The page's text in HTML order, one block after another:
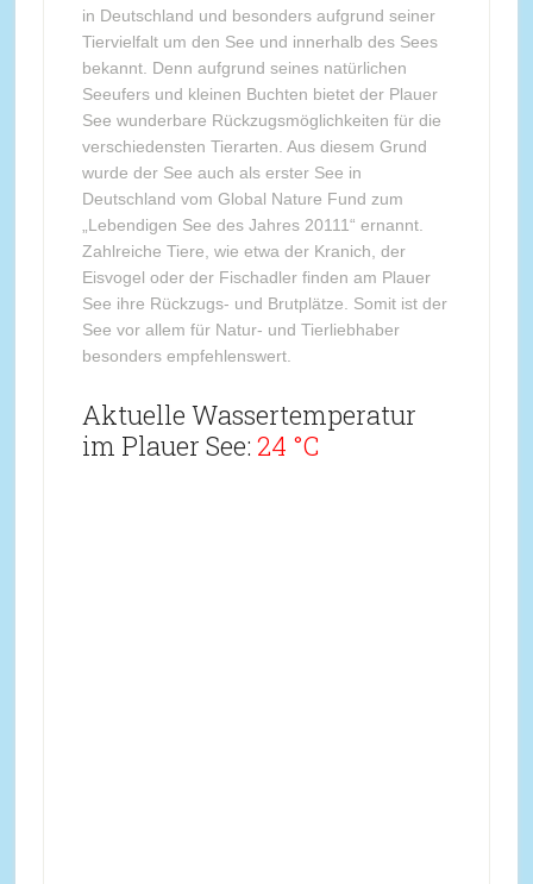
in Deutschland und besonders aufgrund seiner
Tiervielfalt um den See und innerhalb des Sees
bekannt. Denn aufgrund seines natürlichen
Seeufers und kleinen Buchten bietet der Plauer
See wunderbare Rückzugsmöglichkeiten für die
verschiedensten Tierarten. Aus diesem Grund
wurde der See auch als erster See in
Deutschland vom Global Nature Fund zum
„Lebendigen See des Jahres 20111“ ernannt.
Zahlreiche Tiere, wie etwa der Kranich, der
Eisvogel oder der Fischadler finden am Plauer
See ihre Rückzugs- und Brutplätze. Somit ist der
See vor allem für Natur- und Tierliebhaber
besonders empfehlenswert.
Aktuelle Wassertemperatur
im Plauer See: 24 °C